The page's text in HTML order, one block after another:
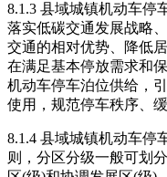
8.1.3 县域城镇机动车停
落实低碳交通发展战略
交通的相对优势、降低
在满足基本停放需求和
机动车停车泊位供给，
使用，规范停车秩序、
8.1.4 县域城镇机动车停
则，分区分级一般可划